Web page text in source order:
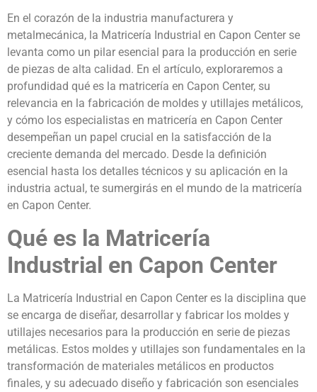
En el corazón de la industria manufacturera y
metalmecánica, la Matricería Industrial en Capon Center se
levanta como un pilar esencial para la producción en serie
de piezas de alta calidad. En el artículo, exploraremos a
profundidad qué es la matricería en Capon Center, su
relevancia en la fabricación de moldes y utillajes metálicos,
y cómo los especialistas en matricería en Capon Center
desempeñan un papel crucial en la satisfacción de la
creciente demanda del mercado. Desde la definición
esencial hasta los detalles técnicos y su aplicación en la
industria actual, te sumergirás en el mundo de la matricería
en Capon Center.
Qué es la Matricería
Industrial en Capon Center
La Matricería Industrial en Capon Center es la disciplina que
se encarga de diseñar, desarrollar y fabricar los moldes y
utillajes necesarios para la producción en serie de piezas
metálicas. Estos moldes y utillajes son fundamentales en la
transformación de materiales metálicos en productos
finales, y su adecuado diseño y fabricación son esenciales